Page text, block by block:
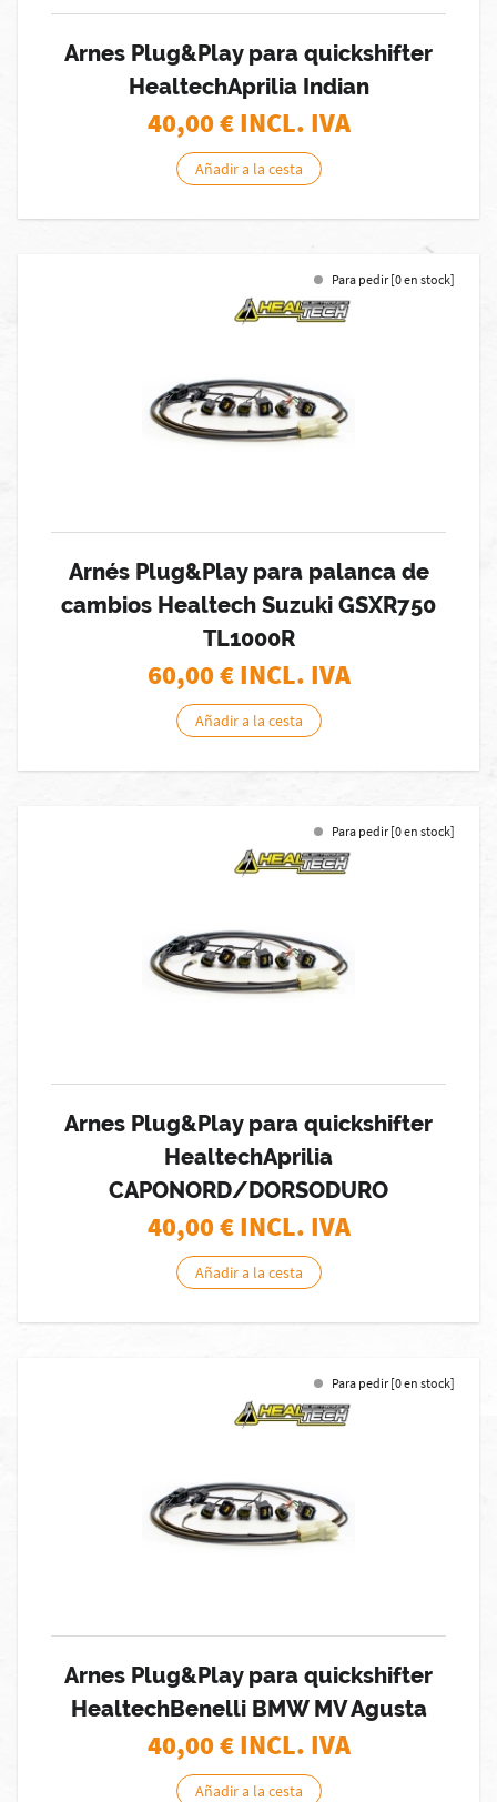
Arnes Plug&Play para quickshifter
HealtechAprilia Indian
40,00€ INCL. IVA
Añadir a la cesta
Para pedir [0 en stock]
Arnés Plug&Play para palanca de
cambios Healtech Suzuki GSXR750
TL1000R
60,00€ INCL. IVA
Añadir a la cesta
Para pedir [0 en stock]
Arnes Plug&Play para quickshifter
HealtechAprilia
CAPONORD/DORSODURO
40,00€ INCL. IVA
Añadir a la cesta
Para pedir [0 en stock]
Arnes Plug&Play para quickshifter
HealtechBenelli BMW MV Agusta
40,00€ INCL. IVA
Añadir a la cesta